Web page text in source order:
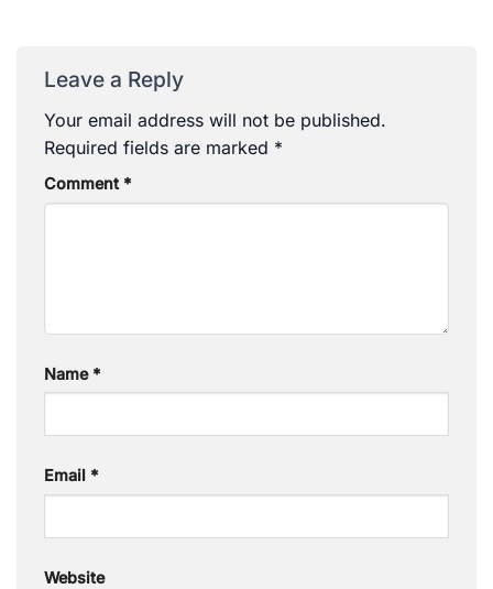
Leave a Reply
Your email address will not be published.
Required fields are marked *
Comment *
Name *
Email *
Website